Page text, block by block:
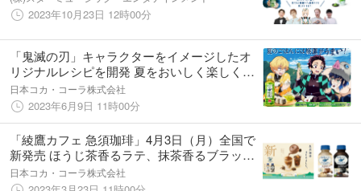
2023年10月23日 12時00分
「鬼滅の刃」キャラクターをイメージしたオ
リジナルレシピを開発 夏をおいしく楽しく！
「綾鷹」鬼滅の刃コラボサマーキャンペーン6
月12日（月）より開始
日本コカ・コーラ株式会社
2023年6月9日 11時00分
「綾鷹カフェ 急須珈琲」4月3日（月）全国で
新発売 ほうじ茶香るラテ、抹茶香るブラック
を展開
日本コカ・コーラ株式会社